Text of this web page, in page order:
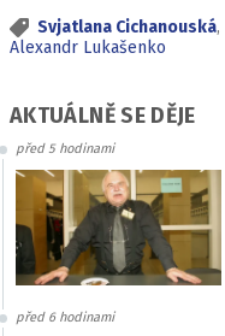
Svjatlana Cichanouská,
Alexandr Lukašenko
AKTUÁLNĚ SE DĚJE
před 5 hodinami
před 6 hodinami